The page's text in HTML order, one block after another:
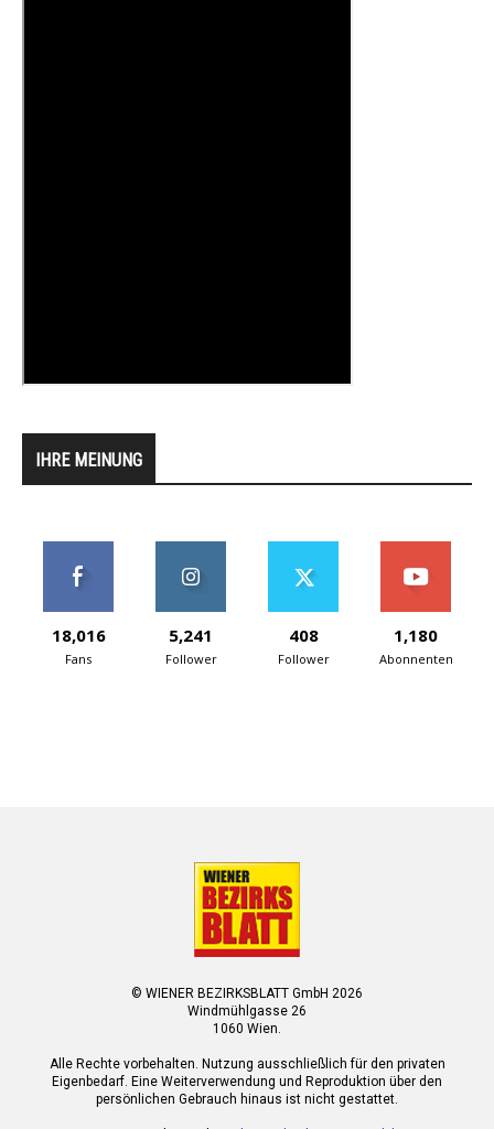
IHRE MEINUNG
18,016
Fans
5,241
Follower
408
Follower
1,180
Abonnenten
© WIENER BEZIRKSBLATT GmbH 2026
Windmühlgasse 26
1060 Wien.
Alle Rechte vorbehalten. Nutzung ausschließlich für den privaten
Eigenbedarf. Eine Weiterverwendung und Reproduktion über den
persönlichen Gebrauch hinaus ist nicht gestattet.